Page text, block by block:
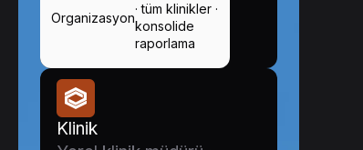
Organizasyon
· tüm klinikler ·
konsolide
raporlama
Klinik